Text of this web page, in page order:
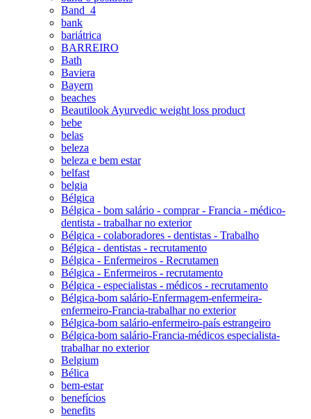
Band_4
bank
bariátrica
BARREIRO
Bath
Baviera
Bayern
beaches
Beautilook Ayurvedic weight loss product
bebe
belas
beleza
beleza e bem estar
belfast
belgia
Bélgica
Bélgica - bom salário - comprar - Francia - médico-
dentista - trabalhar no exterior
Bélgica - colaboradores - dentistas - Trabalho
Bélgica - dentistas - recrutamento
Bélgica - Enfermeiros - Recrutamen
Bélgica - Enfermeiros - recrutamento
Bélgica - especialistas - médicos - recrutamento
Bélgica-bom salário-Enfermagem-enfermeira-
enfermeiro-Francia-trabalhar no exterior
Bélgica-bom salário-enfermeiro-país estrangeiro
Bélgica-bom salário-Francia-médicos especialista-
trabalhar no exterior
Belgium
Bélica
bem-estar
benefícios
benefits